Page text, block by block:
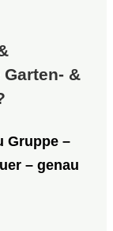
&
Gruppe –
– genau